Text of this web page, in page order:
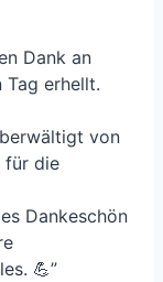
Dank an
Tag erhellt.
von
für die
Dankeschön
💪”